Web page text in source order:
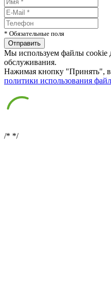
* Обязательные поля
Мы используем файлы cookie
обслуживания.
Нажимая кнопку "Принять",
политики использования
/* */